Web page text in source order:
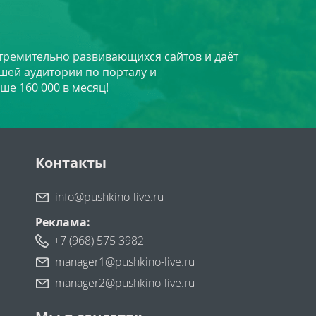
развивающихся сайтов и даёт
аудитории по порталу и
160 000 в месяц!
Контакты
info@pushkino-live.ru
Реклама:
+7 (968) 575 3982
manager1@pushkino-live.ru
manager2@pushkino-live.ru